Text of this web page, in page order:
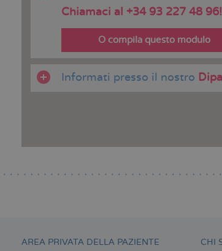
Chiamaci al +34 93 227 48 96!
O compila questo modulo
Informati presso il nostro
AREA PRIVATA DELLA PAZIENTE CHI